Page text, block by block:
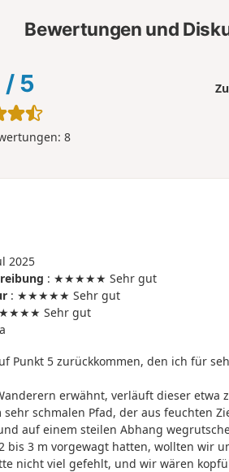
Bewertungen und
/ 5
8
2025
: ★★★★★ Sehr gut
: ★★★★★ Sehr gut
Sehr gut
Punkt 5 zurückkommen, den ich für
erwähnt, verläuft dieser etwa
schmalen Pfad, der aus feuchten
auf einem steilen Abhang
bis 3 m vorgewagt hatten, wollten wir
nicht viel gefehlt, und wir wären